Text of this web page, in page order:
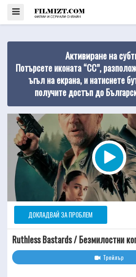
Активиране на
Потърсете иконата “CC”,
ъгъл на екрана, и натиснете
получите достъп до
ДОКЛАДВАЙ ЗА ПРОБЛЕМ
Ruthless Bastards / Безмилостни
Трейлър